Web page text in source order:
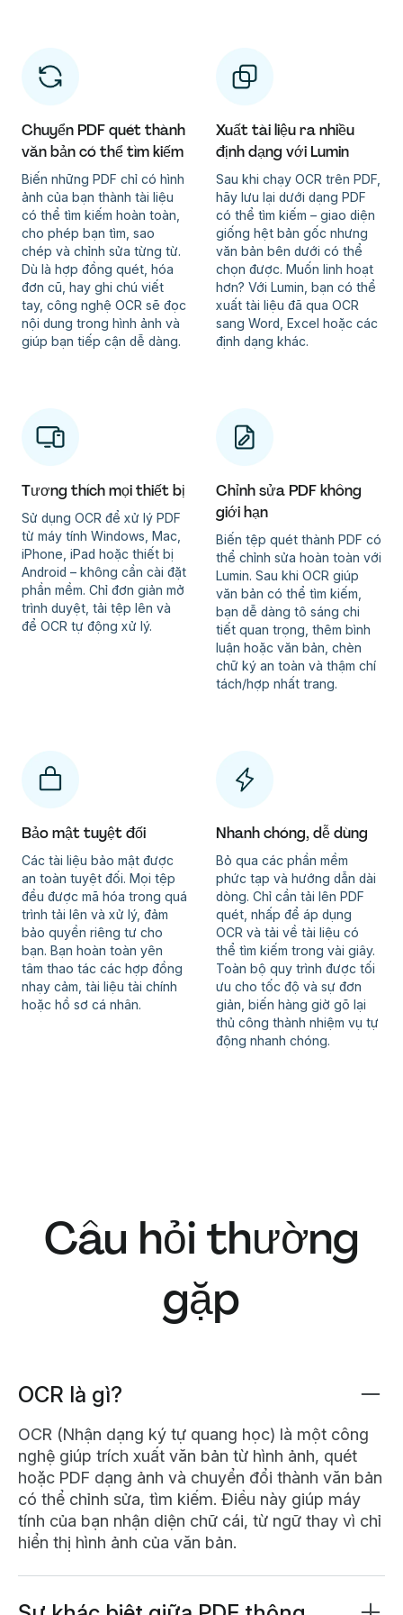
Chuyển PDF quét thành
văn bản có thể tìm kiếm
Biến những PDF chỉ có hình
ảnh của bạn thành tài liệu
có thể tìm kiếm hoàn toàn,
cho phép bạn tìm, sao
chép và chỉnh sửa từng từ.
Dù là hợp đồng quét, hóa
đơn cũ, hay ghi chú viết
tay, công nghệ OCR sẽ đọc
nội dung trong hình ảnh và
giúp bạn tiếp cận dễ dàng.
Xuất tài liệu ra nhiều
định dạng với Lumin
Sau khi chạy OCR trên PDF,
hãy lưu lại dưới dạng PDF
có thể tìm kiếm – giao diện
giống hệt bản gốc nhưng
văn bản bên dưới có thể
chọn được. Muốn linh hoạt
hơn? Với Lumin, bạn có thể
xuất tài liệu đã qua OCR
sang Word, Excel hoặc các
định dạng khác.
Tương thích mọi thiết bị
Sử dụng OCR để xử lý PDF
từ máy tính Windows, Mac,
iPhone, iPad hoặc thiết bị
Android – không cần cài đặt
phần mềm. Chỉ đơn giản mở
trình duyệt, tải tệp lên và
để OCR tự động xử lý.
Chỉnh sửa PDF không
giới hạn
Biến tệp quét thành PDF có
thể chỉnh sửa hoàn toàn với
Lumin. Sau khi OCR giúp
văn bản có thể tìm kiếm,
bạn dễ dàng tô sáng chi
tiết quan trọng, thêm bình
luận hoặc văn bản, chèn
chữ ký an toàn và thậm chí
tách/hợp nhất trang.
Bảo mật tuyệt đối
Các tài liệu bảo mật được
an toàn tuyệt đối. Mọi tệp
đều được mã hóa trong quá
trình tải lên và xử lý, đảm
bảo quyền riêng tư cho
bạn. Bạn hoàn toàn yên
tâm thao tác các hợp đồng
nhạy cảm, tài liệu tài chính
hoặc hồ sơ cá nhân.
Nhanh chóng, dễ dùng
Bỏ qua các phần mềm
phức tạp và hướng dẫn dài
dòng. Chỉ cần tải lên PDF
quét, nhấp để áp dụng
OCR và tải về tài liệu có
thể tìm kiếm trong vài giây.
Toàn bộ quy trình được tối
ưu cho tốc độ và sự đơn
giản, biến hàng giờ gõ lại
thủ công thành nhiệm vụ tự
động nhanh chóng.
Câu hỏi thường
gặp
OCR là gì?
OCR (Nhận dạng ký tự quang học) là một công
nghệ giúp trích xuất văn bản từ hình ảnh, quét
hoặc PDF dạng ảnh và chuyển đổi thành văn bản
có thể chỉnh sửa, tìm kiếm. Điều này giúp máy
tính của bạn nhận diện chữ cái, từ ngữ thay vì chỉ
hiển thị hình ảnh của văn bản.